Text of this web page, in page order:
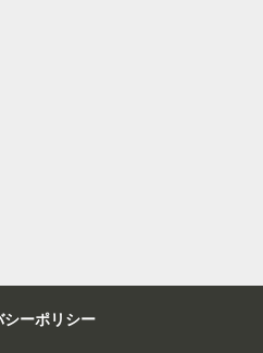
シーポリシー